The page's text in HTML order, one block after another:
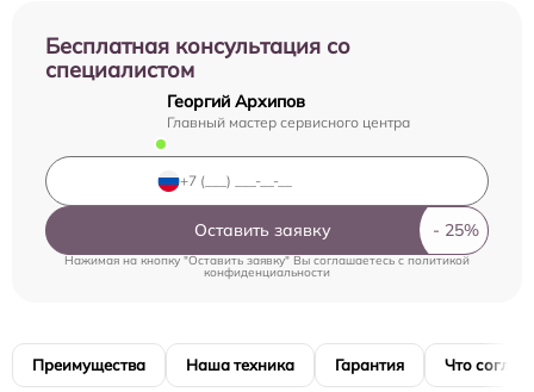
Бесплатная консультация со
специалистом
Георгий Архипов
Главный мастер сервисного центра
Оставить заявку
Нажимая на кнопку "Оставить заявку" Вы соглашаетесь cполитикой
конфиденциальности
Преимущества Наша техника Гарантия Что